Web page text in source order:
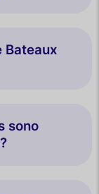
Bateaux
sono